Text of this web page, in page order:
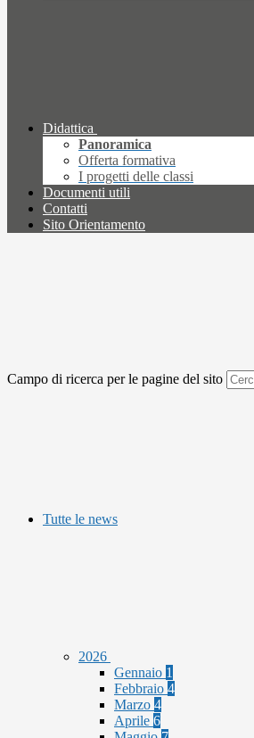
Didattica
Panoramica
Offerta formativa
I progetti delle classi
Documenti utili
Contatti
Sito Orientamento
Campo di ricerca per le pagine del sito
Tutte le news
2026
Gennaio 1
Febbraio 4
Marzo 4
Aprile 6